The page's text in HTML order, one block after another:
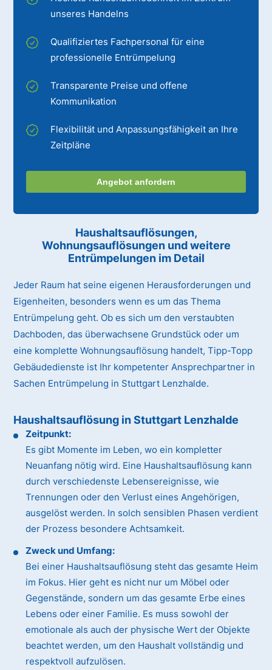
unseres Handelns
Qualifiziertes Fachpersonal für eine
professionelle Entrümpelung
Transparente Preise und offene
Kommunikation
Flexibilität und Anpassungsfähigkeit an Ihre
Zeitpläne
Angebot anfordern
Haushaltsauflösungen,
Wohnungsauflösungen und weitere
Entrümpelungen im Detail
Jeder Raum hat seine eigenen Herausforderungen und
Eigenheiten, besonders wenn es um das Thema
Entrümpelung geht. Ob es sich um den verstaubten
Dachboden, das überwachsene Grundstück oder um
eine komplette Wohnungsauflösung handelt, Tipp-Topp
Gebäudedienste ist Ihr kompetenter Ansprechpartner in
Sachen Entrümpelung in Stuttgart Lenzhalde.
Haushaltsauflösung in Stuttgart Lenzhalde
Zeitpunkt:
Es gibt Momente im Leben, wo ein kompletter
Neuanfang nötig wird. Eine Haushaltsauflösung kann
durch verschiedenste Lebensereignisse, wie
Trennungen oder den Verlust eines Angehörigen,
ausgelöst werden. In solch sensiblen Phasen verdient
der Prozess besondere Achtsamkeit.
Zweck und Umfang:
Bei einer Haushaltsauflösung steht das gesamte Heim
im Fokus. Hier geht es nicht nur um Möbel oder
Gegenstände, sondern um das gesamte Erbe eines
Lebens oder einer Familie. Es muss sowohl der
emotionale als auch der physische Wert der Objekte
beachtet werden, um den Haushalt vollständig und
respektvoll aufzulösen.